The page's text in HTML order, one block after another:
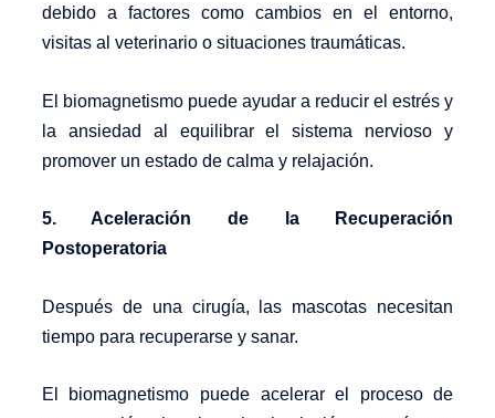
debido a factores como cambios en el entorno,
visitas al veterinario o situaciones traumáticas.
El biomagnetismo puede ayudar a reducir el estrés y
la ansiedad al equilibrar el sistema nervioso y
promover un estado de calma y relajación.
5. Aceleración de la Recuperación
Postoperatoria
Después de una cirugía, las mascotas necesitan
tiempo para recuperarse y sanar.
El biomagnetismo puede acelerar el proceso de